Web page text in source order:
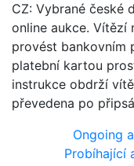
CZ: Vybrané české
online aukce. Vítězí
provést bankovním
platební kartou
instrukce obdrží
převedena po
Ongoing
Probíhající